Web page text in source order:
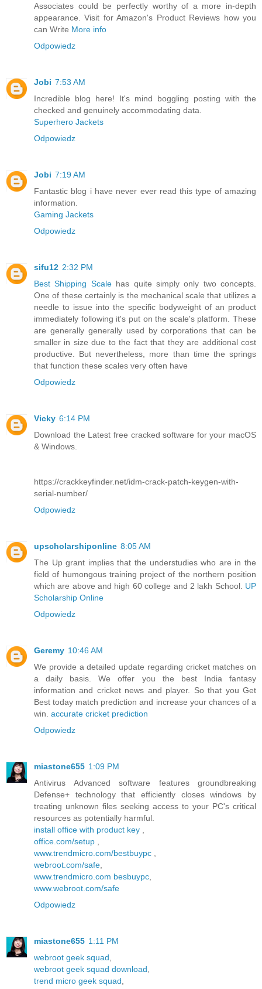
Associates could be perfectly worthy of a more in-depth
appearance. Visit for Amazon's Product Reviews how you
can Write More info
Odpowiedz
Jobi 7:53 AM
Incredible blog here! It's mind boggling posting with the
checked and genuinely accommodating data.
Superhero Jackets
Odpowiedz
Jobi 7:19 AM
Fantastic blog i have never ever read this type of amazing
information.
Gaming Jackets
Odpowiedz
sifu12 2:32 PM
Best Shipping Scalehas quite simply only two concepts.
One of these certainly is the mechanical scale that utilizes a
needle to issue into the specific bodyweight of an product
immediately following it's put on the scale's platform. These
are generally generally used by corporations that can be
smaller in size due to the fact that they are additional cost
productive. But nevertheless, more than time the springs
that function these scales very often have
Odpowiedz
Vicky 6:14 PM
Download the Latest free cracked software for your macOS
& Windows.
https://crackkeyfinder.net/idm-crack-patch-keygen-with-
serial-number/
Odpowiedz
upscholarshiponline 8:05 AM
The Up grant implies that the understudies who are in the
field of humongous training project of the northern position
which are above and high 60 college and 2 lakh School. UP
Scholarship Online
Odpowiedz
Geremy 10:46 AM
We provide a detailed update regarding cricket matches on
a daily basis. We offer you the best India fantasy
information and cricket news and player. So that you Get
Best today match prediction and increase your chances of a
win. accurate cricket prediction
Odpowiedz
miastone655 1:09 PM
Antivirus Advanced software features groundbreaking
Defense+ technology that efficiently closes windows by
treating unknown files seeking access to your PC's critical
resources as potentially harmful.
install office with product key
office.com/setup
www.trendmicro.com/bestbuypc
webroot.com/safe
www.trendmicro.com besbuypc
www.webroot.com/safe
Odpowiedz
miastone655 1:11 PM
webroot geek squad
webroot geek squad download
trend micro geek squad